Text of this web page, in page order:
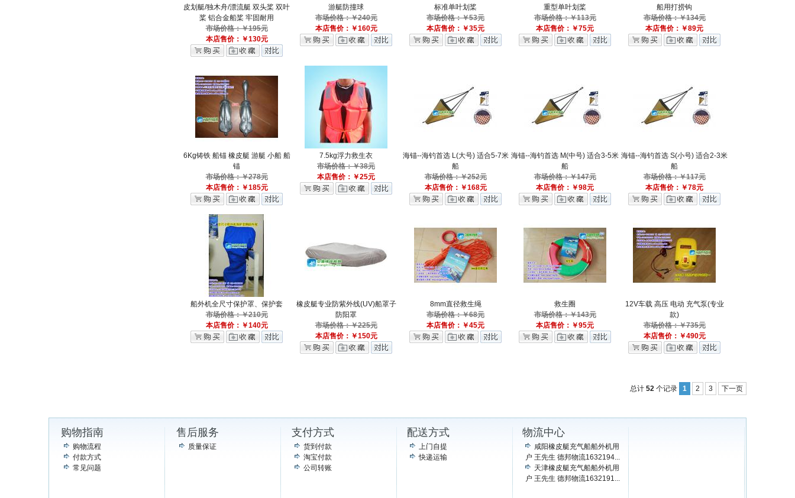
皮划艇/独木舟/漂流艇 双头桨 双叶
桨 铝合金船桨 牢固耐用
市场价格：￥195元
本店售价：￥130元
游艇防撞球
市场价格：￥240元
本店售价：￥160元
标准单叶划桨
市场价格：￥53元
本店售价：￥35元
重型单叶划桨
市场价格：￥113元
本店售价：￥75元
船用打捞钩
市场价格：￥134元
本店售价：￥89元
6Kg铸铁 船锚 橡皮艇 游艇 小船 船
锚
市场价格：￥278元
本店售价：￥185元
7.5kg浮力救生衣
市场价格：￥38元
本店售价：￥25元
海锚--海钓首选 L(大号) 适合5-7米
船
市场价格：￥252元
本店售价：￥168元
海锚--海钓首选 M(中号) 适合3-5米
船
市场价格：￥147元
本店售价：￥98元
海锚--海钓首选 S(小号) 适合2-3米
船
市场价格：￥117元
本店售价：￥78元
船外机全尺寸保护罩、保护套
市场价格：￥210元
本店售价：￥140元
橡皮艇专业防紫外线(UV)船罩子
防阳罩
市场价格：￥225元
本店售价：￥150元
8mm直径救生绳
市场价格：￥68元
本店售价：￥45元
救生圈
市场价格：￥143元
本店售价：￥95元
12V车载 高压 电动 充气泵(专业
款)
市场价格：￥735元
本店售价：￥490元
总计 52 个记录 1 2 3 下一页
购物指南
购物流程
付款方式
常见问题
售后服务
质量保证
支付方式
货到付款
淘宝付款
公司转账
配送方式
上门自提
快递运输
物流中心
咸阳橡皮艇充气船船外机用
户 王先生 德邦物流1632194...
天津橡皮艇充气船船外机用
户 王先生 德邦物流1632191...